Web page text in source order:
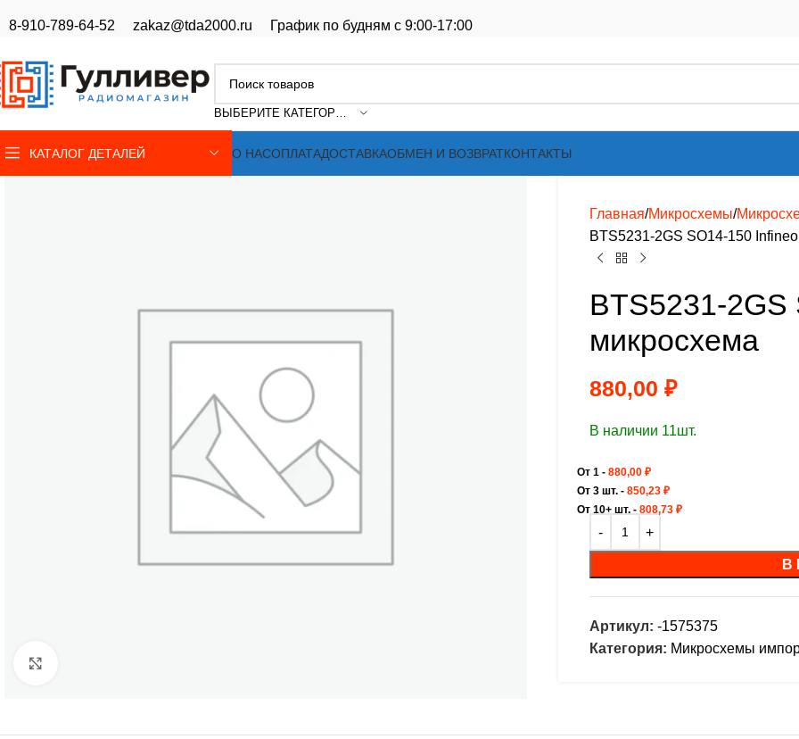
8-910-789-64-52 zakaz@tda2000.ru График по будням с 9:00-17:00
ВЫБЕРИТЕ КАТЕГОРИЮ
КАТАЛОГ ДЕТАЛЕЙ О НАСОПЛАТАДОСТАВКАОБМЕН И ВОЗВРАТКОНТАКТЫ
Главная Микросхемы
BTS5231-2GS SO14-150
BTS5231-2GS
микросхема
880,00 ₽
В наличии 11шт.
От 1 - 880,00 ₽
От 3 шт. - 850,23 ₽
От 10+ шт. - 808,73 ₽
В
Артикул: -1575375
Категория: Микросхемы